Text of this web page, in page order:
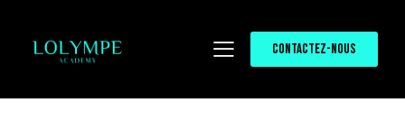
CONTACTEZ-NOUS